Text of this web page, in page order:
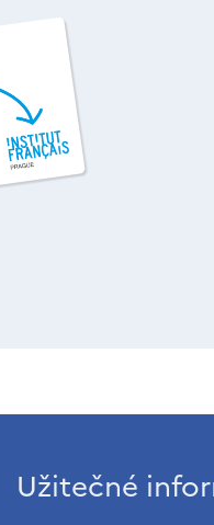
Užitečné